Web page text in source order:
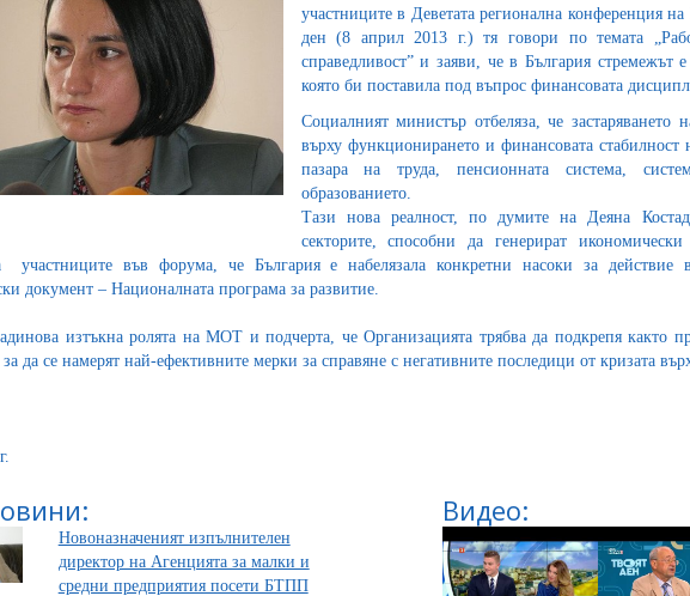
участниците в Деветата регионална конференция
ден (8 април 2013 г.) тя говори по темата
справедливост” и заяви, че в България стремежът
която би поставила под въпрос финансовата
Социалният министър отбеляза, че застаряването
върху функционирането и финансовата
пазара на труда, пенсионната система,
образованието.
Тази нова реалност, по думите на Деяна
секторите, способни да генерират
участниците във форума, че България е набелязала конкретни насоки за
документ – Националната програма за развитие.
изтъкна ролята на МОТ и подчерта, че Организацията трябва да подкрепя както
да се намерят най-ефективните мерки за справяне с негативните последици от кризата
Новоназначеният изпълнителен
директор на Агенцията за малки и
средни предприятия посети БТПП
Видео: